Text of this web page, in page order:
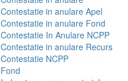
Contestatie in anulare Apel
Contestatie in anulare Fond
Contestatie In Anulare NCPP
Contestatie in anulare Recurs
Contestatie NCPP
Fond